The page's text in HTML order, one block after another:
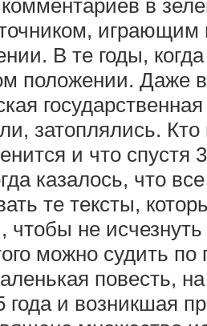
в
В те годы,
положении. Даже
затоплялись.
и что спустя
казалось, что
те тексты,
чтобы не
можно судить
повесть,
года и возникшая